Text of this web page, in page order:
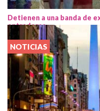
Detienen a una banda de
entraderas
NOTICIAS